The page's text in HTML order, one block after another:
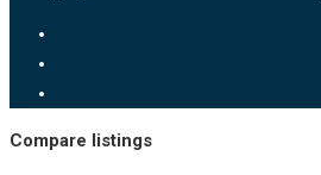
Compare listings